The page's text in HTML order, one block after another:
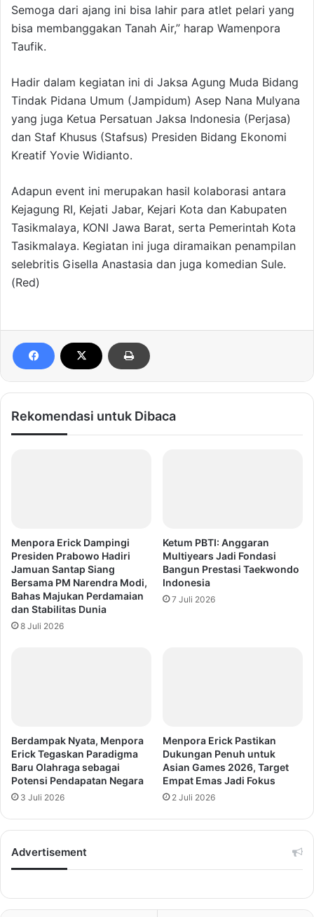
Semoga dari ajang ini bisa lahir para atlet pelari yang
bisa membanggakan Tanah Air,” harap Wamenpora
Taufik.
Hadir dalam kegiatan ini di Jaksa Agung Muda Bidang
Tindak Pidana Umum (Jampidum) Asep Nana Mulyana
yang juga Ketua Persatuan Jaksa Indonesia (Perjasa)
dan Staf Khusus (Stafsus) Presiden Bidang Ekonomi
Kreatif Yovie Widianto.
Adapun event ini merupakan hasil kolaborasi antara
Kejagung RI, Kejati Jabar, Kejari Kota dan Kabupaten
Tasikmalaya, KONI Jawa Barat, serta Pemerintah Kota
Tasikmalaya. Kegiatan ini juga diramaikan penampilan
selebritis Gisella Anastasia dan juga komedian Sule.
(Red)
Rekomendasi untuk Dibaca
Menpora Erick Dampingi
Presiden Prabowo Hadiri
Jamuan Santap Siang
Bersama PM Narendra Modi,
Bahas Majukan Perdamaian
dan Stabilitas Dunia
8 Juli 2026
Ketum PBTI: Anggaran
Multiyears Jadi Fondasi
Bangun Prestasi Taekwondo
Indonesia
7 Juli 2026
Berdampak Nyata, Menpora
Erick Tegaskan Paradigma
Baru Olahraga sebagai
Potensi Pendapatan Negara
3 Juli 2026
Menpora Erick Pastikan
Dukungan Penuh untuk
Asian Games 2026, Target
Empat Emas Jadi Fokus
2 Juli 2026
Advertisement